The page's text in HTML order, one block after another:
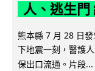
人、逃生門
熊本縣 7 月 28 日
下地震一刻，醫護
保出口流通。片段...